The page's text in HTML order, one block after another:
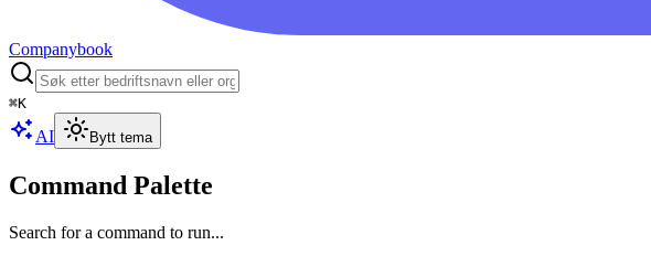
Companybook
⌘K
AI Bytt tema
Command Palette
Search for a command to run...